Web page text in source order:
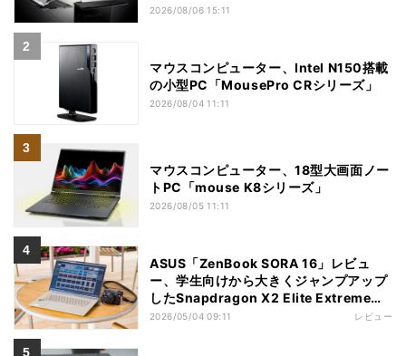
2026/08/06 15:11
マウスコンピューター、Intel N150搭載
の小型PC「MousePro CRシリーズ」
2026/08/04 11:11
マウスコンピューター、18型大画面ノー
トPC「mouse K8シリーズ」
2026/08/05 11:11
ASUS「ZenBook SORA 16」レビュ
ー、学生向けから大きくジャンプアップ
したSnapdragon X2 Elite Extremeノ
ートPC
2026/05/04 09:11 レビュー